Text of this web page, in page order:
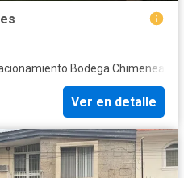
·Bodega·Chimenea
Ver en detalle